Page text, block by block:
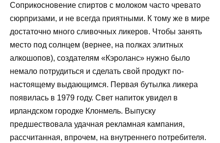
Соприкосновение спиртов с молоком часто чревато
сюрпризами, и не всегда приятными. К тому же в мире
достаточно много сливочных ликеров. Чтобы занять
место под солнцем (вернее, на полках элитных
алкошопов), создателям «Кэроланс» нужно было
немало потрудиться и сделать свой продукт по-
настоящему выдающимся. Первая бутылка ликера
появилась в 1979 году. Свет напиток увидел в
ирландском городке Клонмель. Выпуску
предшествовала удачная рекламная кампания,
рассчитанная, впрочем, на внутреннего потребителя.